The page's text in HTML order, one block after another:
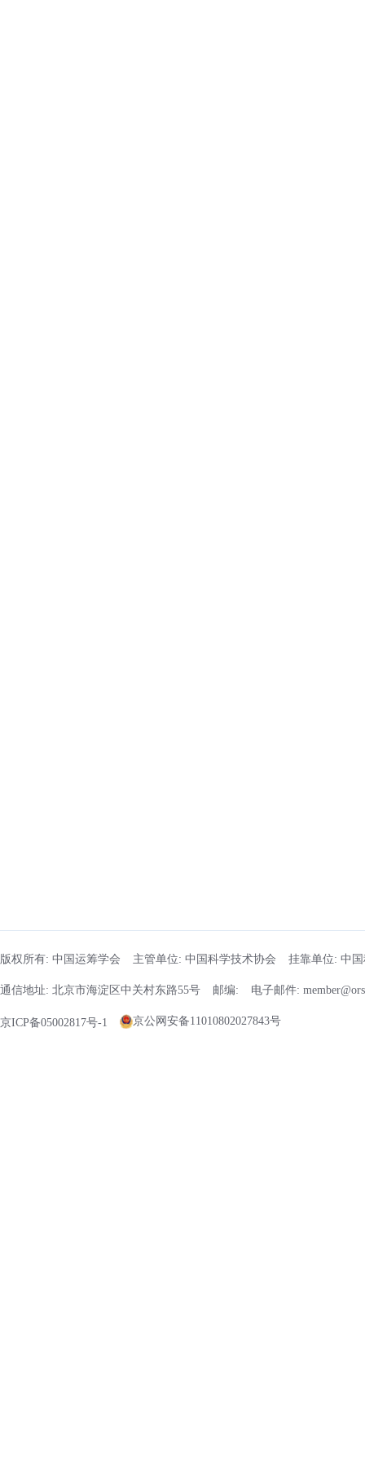
版权所有: 中国运筹学会 主管单位: 中国科学技术协会 挂靠单位: 中
通信地址: 北京市海淀区中关村东路55号 邮编: 电子邮件:
京ICP备05002817号-1 京公网安备11010802027843号